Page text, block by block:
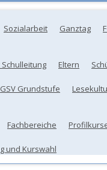
Sozialarbeit Ganztag
Eltern
GSV Grundstufe
Fachbereiche
und Kurswahl